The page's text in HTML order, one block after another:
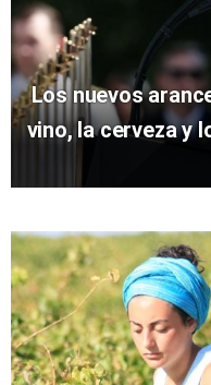
Los nuevos
vino, la cerveza y